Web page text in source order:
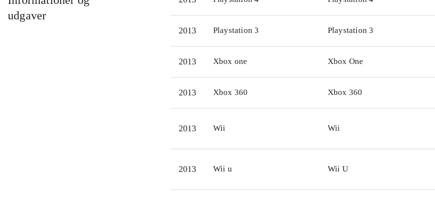
simpelt genial. Styringen fungerer bedst på Wii U. Både Wii og
Til Wii og Wii U findes også Angry birds trilogy som indeholder
originale baner plus "Rio" og "Seasons".
Angry birds er stadig et fantastisk underholdende koncept og
udgaver
2013 Playstation 3 Playstation 3
2013 Xbox one Xbox One
2013 Xbox 360 Xbox 360
2013 Wii Wii
2013 Wii u Wii U